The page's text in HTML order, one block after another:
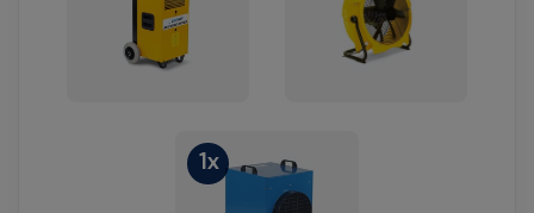
1x